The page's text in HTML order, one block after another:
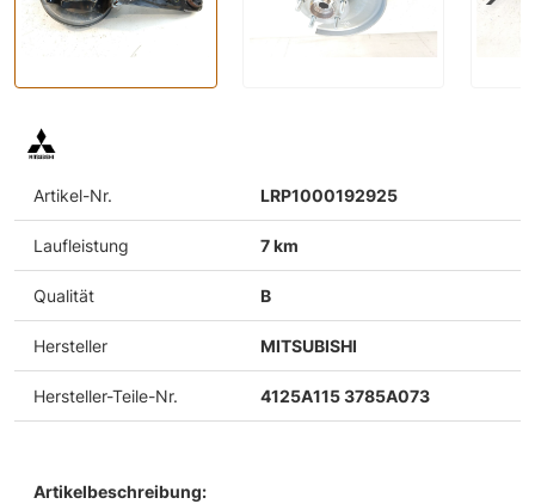
Artikel-Nr. LRP1000192925
Laufleistung 7 km
Qualität B
Hersteller MITSUBISHI
Hersteller-Teile-Nr. 4125A115 3785A073
Artikelbeschreibung: